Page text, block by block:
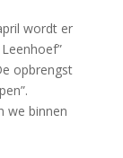
wordt er
opbrengst
we binnen